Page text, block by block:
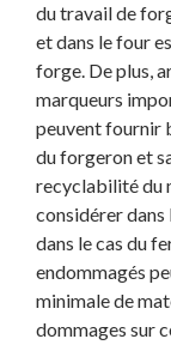
du travail de
et dans le four
forge. De plus,
marqueurs
peuvent fournir
du forgeron et
recyclabilité du
considérer
dans le cas du
endommagés
minimale de
dommages sur